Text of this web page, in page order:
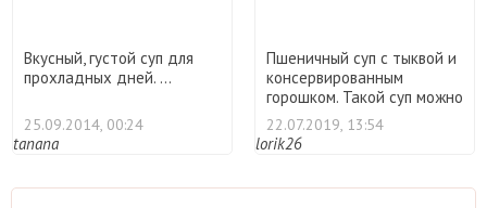
Вкусный, густой суп для
прохладных дней. ...
25.09.2014, 00:24
tanana
Пшеничный суп с тыквой и
консервированным
горошком. Такой суп можно
...
22.07.2019, 13:54
lorik26